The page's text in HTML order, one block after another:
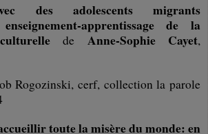
des adolescents migrants
apprentissage de la
de Anne-Sophie Cayet,
Rogozinski, cerf, collection la parole
toute la misère du monde: en